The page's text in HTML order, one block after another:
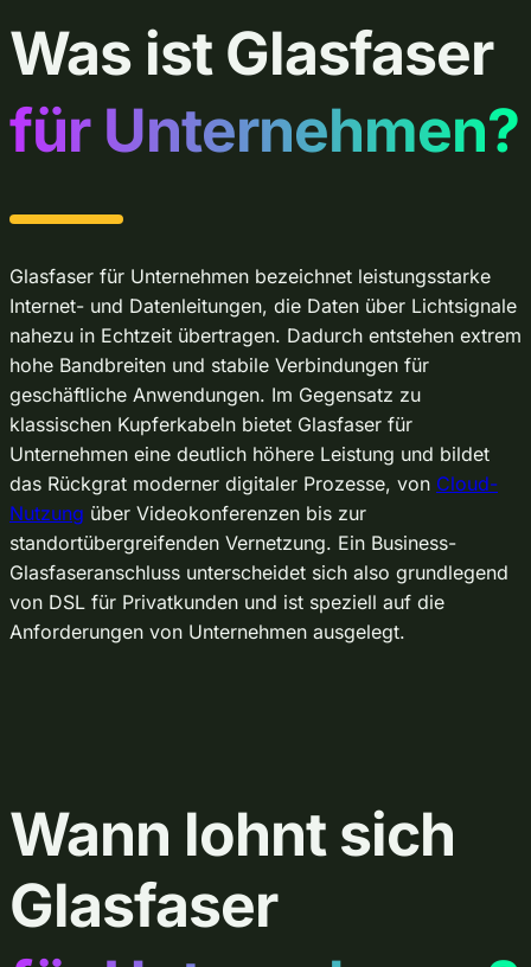
Was ist Glasfaser
für Unternehmen?
Glasfaser für Unternehmen bezeichnet leistungsstarke
Internet- und Datenleitungen, die Daten über Lichtsignale
nahezu in Echtzeit übertragen. Dadurch entstehen extrem
hohe Bandbreiten und stabile Verbindungen für
geschäftliche Anwendungen. Im Gegensatz zu
klassischen Kupferkabeln bietet Glasfaser für
Unternehmen eine deutlich höhere Leistung und bildet
das Rückgrat moderner digitaler Prozesse, von Cloud-
Nutzung über Videokonferenzen bis zur
standortübergreifenden Vernetzung. Ein Business-
Glasfaseranschluss unterscheidet sich also grundlegend
von DSL für Privatkunden und ist speziell auf die
Anforderungen von Unternehmen ausgelegt.
Wann lohnt sich
Glasfaser